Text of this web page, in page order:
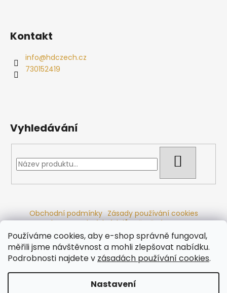
Používáme cookies, aby e-shop správně fungoval,
měřili jsme návštěvnost a mohli zlepšovat nabídku.
Podrobnosti najdete v zásadách používání cookies.
Nastavení
Kontakt
info@hdczech.cz
730152419
Vyhledávání
Obchodní podmínky Zásady používání cookies
Ochrana osobních údajů Dřevěné sauny
Odstoupení od smlouvy Reklamační řád Kontakty
Koupací sudy
Radiátory